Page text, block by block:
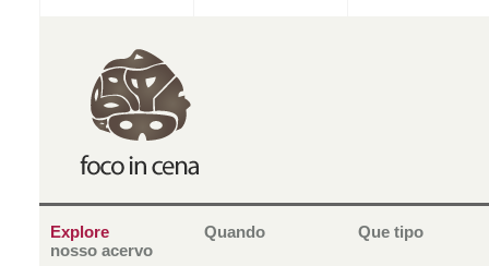
Explore
nosso acervo
Quando Que tipo